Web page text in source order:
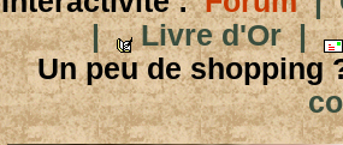
|
Livre d'Or|
Un peu de shopping